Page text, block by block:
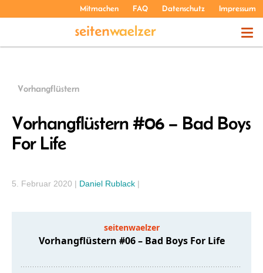
Mitmachen FAQ Datenschutz Impressum
Vorhangflüstern
Vorhangflüstern #06 – Bad Boys
For Life
5. Februar 2020 | Daniel Rublack |